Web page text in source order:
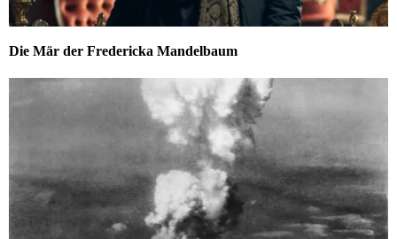
Die Mär der Fredericka Mandelbaum